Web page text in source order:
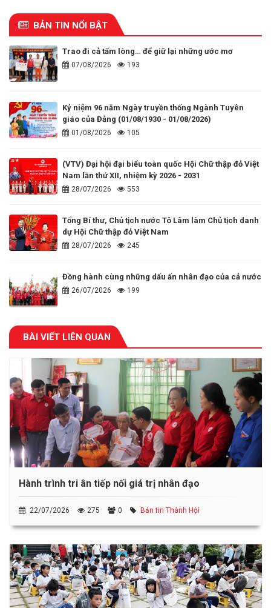
BẢN TIN NỔI BẬT
Trao đi cả tấm lòng… để giữ lại những ước mơ
07/08/2026 193
Kỷ niệm 96 năm Ngày truyền thống Ngành Tuyên
giáo của Đảng (01/08/1930 - 01/08/2026)
01/08/2026 105
(VTV) Đại hội đại biểu toàn quốc Hội Chữ thập đỏ Việt
Nam lần thứ XII, nhiệm kỳ 2026 - 2031
28/07/2026 553
Tổng Bí thư, Chủ tịch nước Tô Lâm làm Chủ tịch danh
dự Hội Chữ thập đỏ Việt Nam
28/07/2026 245
Đồng hành cùng những dấu ấn nhân đạo của cả nước
26/07/2026 199
BÀI VIẾT LIÊN QUAN
Hành trình tri ân tiếp nối giá trị nhân đạo
22/07/2026 275 0 Bản tin Thành Hội